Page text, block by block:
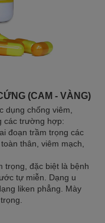
(CAM - VÀNG)
dụng chống viêm,
các trường hợp:
đoạn trầm trọng các
thân, viêm mạch,
trọng, đặc biệt là bệnh
tự miễn. Dạng u
liken phẳng. Mày